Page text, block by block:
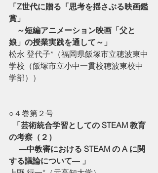
「Z世代に贈る「思考を揺さぶる映画鑑
賞」
～短編アニメーション映画「父と
娘」の授業実践を通して～」
松永 登代子*（福岡県飯塚市立穂波東中
学校（飯塚市立小中一貫校穂波東校中
学部））
○４巻第２号
「芸術統合学習としての STEAM 教育
の考察（２）
する議論について― 」